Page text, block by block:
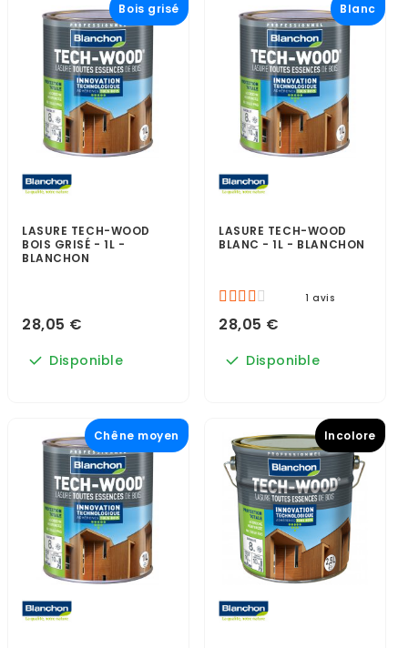
LASURE TECH-WOOD
BOIS GRISÉ - 1L -
BLANCHON
28,05 €
Disponible
Bois grisé
LASURE TECH-WOOD
BLANC - 1L - BLANCHON
1 avis
28,05 €
Disponible
Blanc
Chêne moyen Incolore